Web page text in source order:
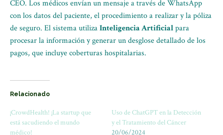
CEO. Los médicos envían un mensaje a través de WhatsApp
con los datos del paciente, el procedimiento a realizar y la póliza
de seguro. El sistema utilizaInteligencia Artificialpara
procesar la información y generar un desglose detallado de los
pagos, que incluye coberturas hospitalarias.
Relacionado
¡CrowdHealth! ¡La startup que
está sacudiendo el mundo
médico!
Uso de ChatGPT en la Detección
y el Tratamiento del Cáncer
20/06/2024